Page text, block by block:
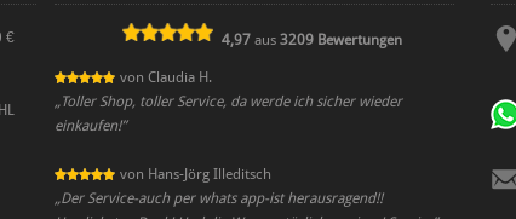
€ 4,97 aus3209 Bewertungen
von Claudia H.
„Toller Shop, toller Service, da werde ich sicher wieder
einkaufen!”
von Hans-Jörg Illeditsch
„Der Service-auch per whats app-ist herausragend!!